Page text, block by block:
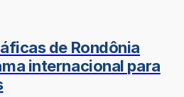
de Rondônia
internacional para